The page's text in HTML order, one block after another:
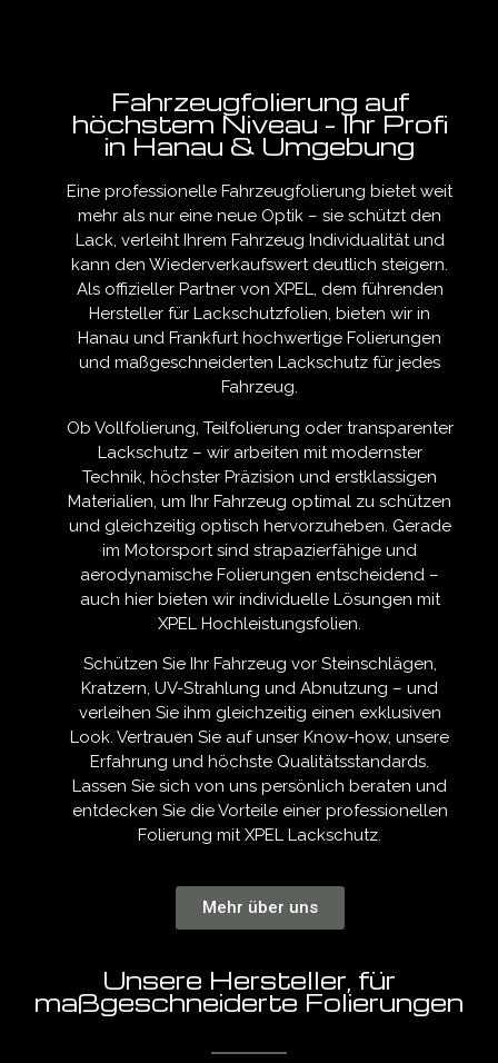
Fahrzeugfolierung auf
höchstem Niveau – Ihr Profi
in Hanau & Umgebung
Eine professionelle Fahrzeugfolierung bietet weit
mehr als nur eine neue Optik – sie schützt den
Lack, verleiht Ihrem Fahrzeug Individualität und
kann den Wiederverkaufswert deutlich steigern.
Als offizieller Partner von XPEL, dem führenden
Hersteller für Lackschutzfolien, bieten wir in
Hanau und Frankfurt hochwertige Folierungen
und maßgeschneiderten Lackschutz für jedes
Fahrzeug.
Ob Vollfolierung, Teilfolierung oder transparenter
Lackschutz – wir arbeiten mit modernster
Technik, höchster Präzision und erstklassigen
Materialien, um Ihr Fahrzeug optimal zu schützen
und gleichzeitig optisch hervorzuheben. Gerade
im Motorsport sind strapazierfähige und
aerodynamische Folierungen entscheidend –
auch hier bieten wir individuelle Lösungen mit
XPEL Hochleistungsfolien.
Schützen Sie Ihr Fahrzeug vor Steinschlägen,
Kratzern, UV-Strahlung und Abnutzung – und
verleihen Sie ihm gleichzeitig einen exklusiven
Look. Vertrauen Sie auf unser Know-how, unsere
Erfahrung und höchste Qualitätsstandards.
Lassen Sie sich von uns persönlich beraten und
entdecken Sie die Vorteile einer professionellen
Folierung mit XPEL Lackschutz.
Mehr über uns
Unsere Hersteller, für
maßgeschneiderte Folierungen